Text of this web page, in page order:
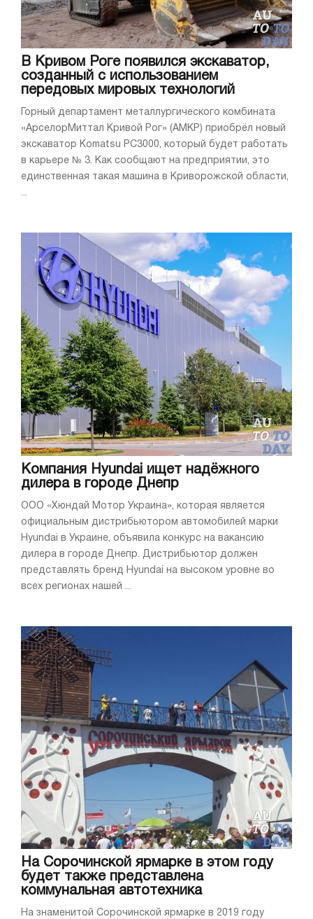
В Кривом Роге появился экскаватор,
созданный с использованием
передовых мировых технологий
Горный департамент металлургического комбината
«АрселорМиттал Кривой Рог» (АМКР) приобрёл новый
экскаватор Komatsu PC3000, который будет работать
в карьере № 3. Как сообщают на предприятии, это
единственная такая машина в Криворожской области,
...
Компания Hyundai ищет надёжного
дилера в городе Днепр
ООО «Хюндай Мотор Украина», которая является
официальным дистрибьютором автомобилей марки
Hyundai в Украине, объявила конкурс на вакансию
дилера в городе Днепр. Дистрибьютор должен
представлять бренд Hyundai на высоком уровне во
всех регионах нашей ...
На Сорочинской ярмарке в этом году
будет также представлена
коммунальная автотехника
На знаменитой Сорочинской ярмарке в 2019 году